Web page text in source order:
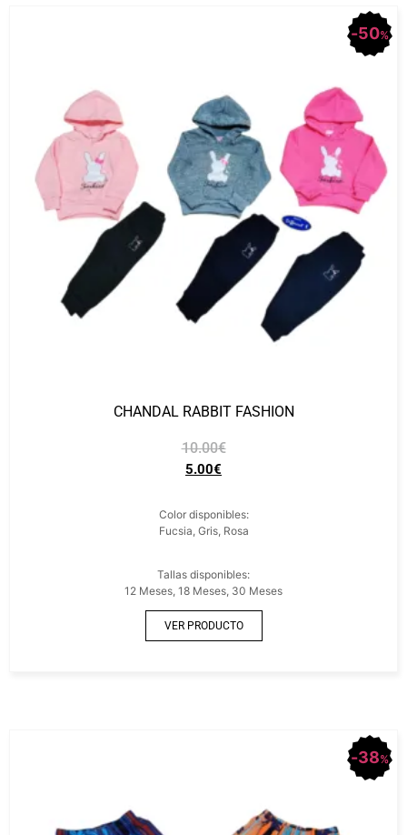
50%
CHANDAL RABBIT FASHION
10.00€
5.00€
Color disponibles:
Fucsia, Gris, Rosa
Tallas disponibles:
12 Meses, 18 Meses, 30 Meses
VER PRODUCTO
38%